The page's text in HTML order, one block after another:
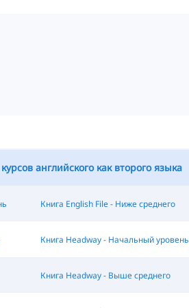
английского как второго языка
Книга English File - Ниже среднего
Книга Headway - Начальный уровень
Книга Headway - Выше среднего